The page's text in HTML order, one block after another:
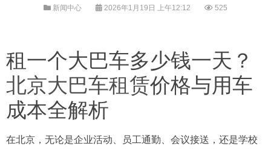
新闻中心 2026年1月19日 上午12:12 525
租一个大巴车多少钱一天？
北京大巴车租赁价格与用车
成本全解析
在北京，无论是企业活动、员工通勤、会议接送，还是学校